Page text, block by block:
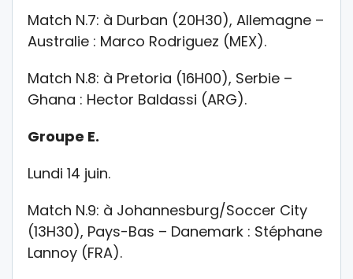
Match N.7: à Durban (20H30), Allemagne –
Australie : Marco Rodriguez (MEX).
Match N.8: à Pretoria (16H00), Serbie –
Ghana : Hector Baldassi (ARG).
Groupe E.
Lundi 14 juin.
Match N.9: à Johannesburg/Soccer City
(13H30), Pays-Bas – Danemark : Stéphane
Lannoy (FRA).